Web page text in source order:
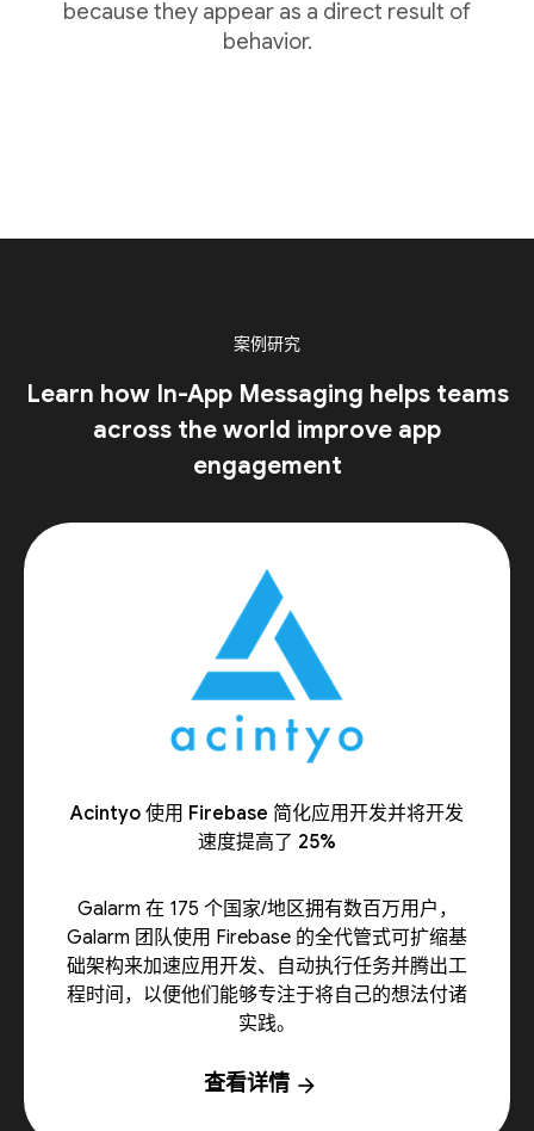
because they appear as a direct result of
behavior.
案例研究
Learn how In-App Messaging helps teams
across the world improve app
engagement
Acintyo 使用 Firebase 简化应用开发并将开发
速度提高了 25%
Galarm 在 175 个国家/地区拥有数百万用户，
Galarm 团队使用 Firebase 的全代管式可扩缩基
础架构来加速应用开发、自动执行任务并腾出工
程时间，以便他们能够专注于将自己的想法付诸
实践。
查看详情 arrow_forward